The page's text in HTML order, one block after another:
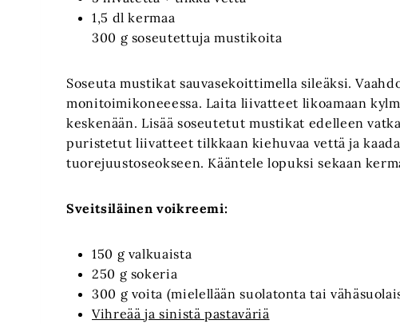
1,5 dl kermaa
300 g soseutettuja mustikoita
Soseuta mustikat sauvasekoittimella sileäksi.
monitoimikoneeessa. Laita liivatteet likoamaan
keskenään. Lisää soseutetut mustikat edelleen
puristetut liivatteet tilkkaan kiehuvaa vettä ja
tuorejuustoseokseen. Kääntele lopuksi sekaan
Sveitsiläinen voikreemi:
150 g valkuaista
250 g sokeria
300 g voita (mielellään suolatonta tai
Vihreää ja sinistä pastaväriä